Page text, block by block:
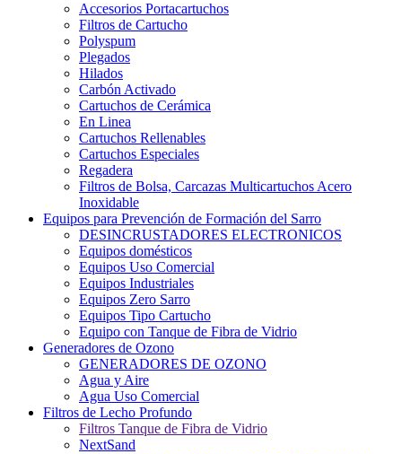
Accesorios Portacartuchos
Filtros de Cartucho
Polyspum
Plegados
Hilados
Carbón Activado
Cartuchos de Cerámica
En Linea
Cartuchos Rellenables
Cartuchos Especiales
Regadera
Filtros de Bolsa, Carcazas Multicartuchos Acero
Inoxidable
Equipos para Prevención de Formación del Sarro
DESINCRUSTADORES ELECTRONICOS
Equipos domésticos
Equipos Uso Comercial
Equipos Industriales
Equipos Zero Sarro
Equipos Tipo Cartucho
Equipo con Tanque de Fibra de Vidrio
Generadores de Ozono
GENERADORES DE OZONO
Agua y Aire
Agua Uso Comercial
Filtros de Lecho Profundo
Filtros Tanque de Fibra de Vidrio
NextSand